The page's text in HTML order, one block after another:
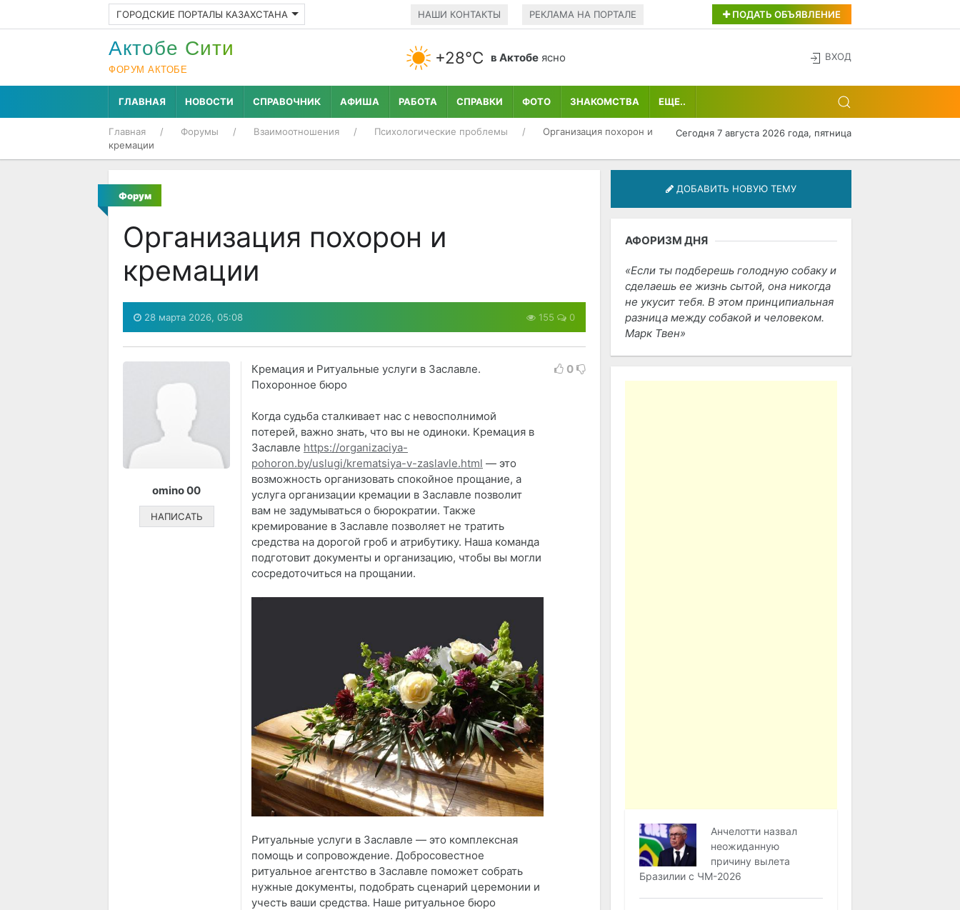
ГОРОДСКИЕ ПОРТАЛЫ КАЗАХСТАНА НАШИ КОНТАКТЫ РЕКЛАМА НА ПОРТАЛЕ ПОДАТЬ ОБЪЯВЛЕНИЕ
Актобе Cити
ФОРУМ АКТОБЕ
+28°С в Актобе ясно ВХОД
ГЛАВНАЯ НОВОСТИ СПРАВОЧНИК АФИША РАБОТА СПРАВКИ ФОТО ЗНАКОМСТВА ЕЩЕ..
Главная Форумы Взаимоотношения Психологические проблемы
Организация похорон и
кремации
Сегодня 7 августа 2026 года, пятница
Форум
Организация похорон и
кремации
28 марта 2026, 05:08 155 0
omino 00
НАПИСАТЬ
Кремация и Ритуальные услуги в Заславле.
Похоронное бюро
Когда судьба сталкивает нас с невосполнимой
потерей, важно знать, что вы не одиноки. Кремация в
Заславле https://organizaciya-
pohoron.by/uslugi/krematsiya-v-zaslavle.html — это
возможность организовать спокойное прощание, а
услуга организации кремации в Заславле позволит
вам не задумываться о бюрократии. Также
кремирование в Заславле позволяет не тратить
средства на дорогой гроб и атрибутику. Наша команда
подготовит документы и организацию, чтобы вы могли
сосредоточиться на прощании.
Ритуальные услуги в Заславле — это комплексная
помощь и сопровождение. Добросовестное
ритуальное агентство в Заславле поможет собрать
нужные документы, подобрать сценарий церемонии и
учесть ваши средства. Наше ритуальное бюро
0
ДОБАВИТЬ НОВУЮ ТЕМУ
АФОРИЗМ ДНЯ
Если ты подберешь голодную собаку и
сделаешь ее жизнь сытой, она никогда
не укусит тебя. В этом принципиальная
разница между собакой и человеком.
Марк Твен
Анчелотти назвал
неожиданную
причину вылета
Бразилии с ЧМ-2026